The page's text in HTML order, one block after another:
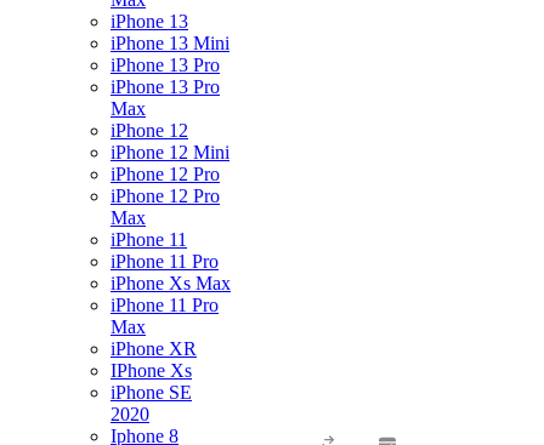
iPhone 13
iPhone 13 Mini
iPhone 13 Pro
iPhone 13 Pro
Max
iPhone 12
iPhone 12 Mini
iPhone 12 Pro
iPhone 12 Pro
Max
iPhone 11
iPhone 11 Pro
iPhone Xs Max
iPhone 11 Pro
Max
iPhone XR
IPhone Xs
iPhone SE
2020
Iphone 8